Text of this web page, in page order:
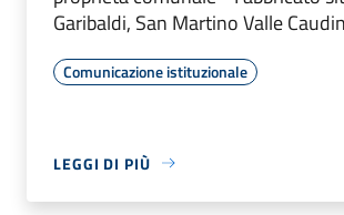
Garibaldi, San Martino Valle
Comunicazione istituzionale
LEGGI DI PIÙ